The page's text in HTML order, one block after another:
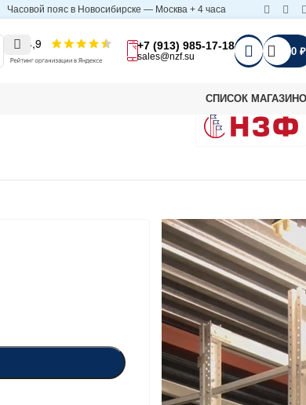
Часовой пояс в Новосибирске — Москва + 4 часа
+7 (913) 985-17-18
sales@nzf.su 0 ₽
СПИСОК